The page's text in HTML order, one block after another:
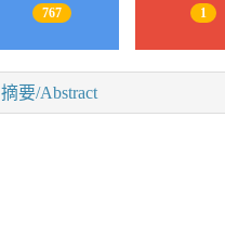
767 1
摘要/Abstract